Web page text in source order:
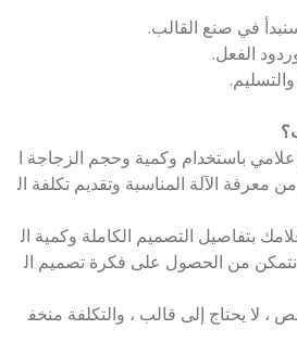
في صنع القالب.
الفعل.
باستخدام وكمية وحجم الزجاجة ا
معرفة الآلة المناسبة وتقديم تكلفة ال
بتفاصيل التصميم الكاملة وكمية ال
من الحصول على فكرة تصميم ال
يحتاج إلى قالب ، والتكلفة منخف